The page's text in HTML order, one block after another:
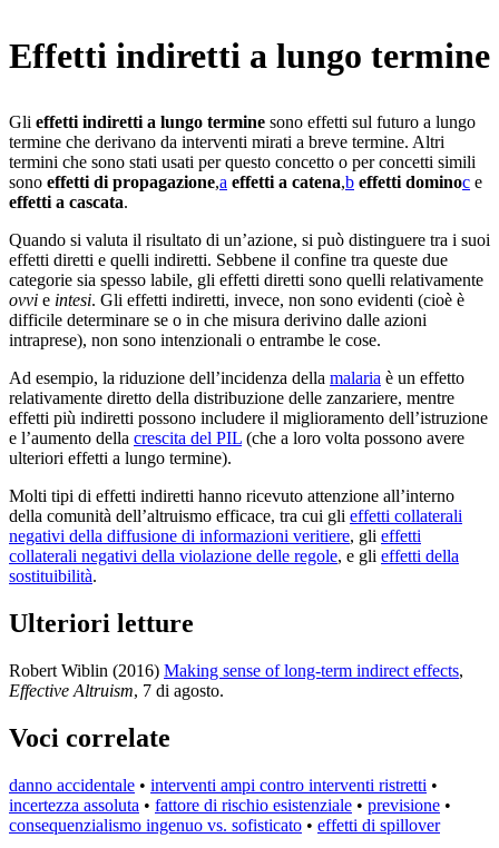
Effetti indiretti a lungo termine
Gli effetti indiretti a lungo termine sono effetti sul futuro a lungo
termine che derivano da interventi mirati a breve termine. Altri
termini che sono stati usati per questo concetto o per concetti simili
sono effetti di propagazione,⁠a effetti a catena,⁠b effetti dominoc e
effetti a cascata.
Quando si valuta il risultato di un’azione, si può distinguere tra i suoi
effetti diretti e quelli indiretti. Sebbene il confine tra queste due
categorie sia spesso labile, gli effetti diretti sono quelli relativamente
ovvi e intesi. Gli effetti indiretti, invece, non sono evidenti (cioè è
difficile determinare se o in che misura derivino dalle azioni
intraprese), non sono intenzionali o entrambe le cose.
Ad esempio, la riduzione dell’incidenza della malaria è un effetto
relativamente diretto della distribuzione delle zanzariere, mentre
effetti più indiretti possono includere il miglioramento dell’istruzione
e l’aumento della crescita del PIL (che a loro volta possono avere
ulteriori effetti a lungo termine).
Molti tipi di effetti indiretti hanno ricevuto attenzione all’interno
della comunità dell’altruismo efficace, tra cui gli effetti collaterali
negativi della diffusione di informazioni veritiere, gli effetti
collaterali negativi della violazione delle regole, e gli effetti della
sostituibilità.
Ulteriori letture
Robert Wiblin (2016) Making sense of long-term indirect effects,
Effective Altruism, 7 di agosto.
Voci correlate
danno accidentale • interventi ampi contro interventi ristretti •
incertezza assoluta • fattore di rischio esistenziale • previsione •
consequenzialismo ingenuo vs. sofisticato • effetti di spillover